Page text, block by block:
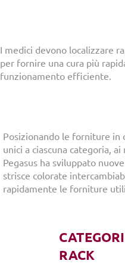
I medici devono localizzare
per fornire una cura più
funzionamento efficiente.
Posizionando le forniture in
unici a ciascuna categoria,
Pegasus ha sviluppato
strisce colorate
rapidamente le forniture
RACK